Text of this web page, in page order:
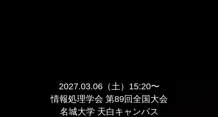
2027.03.06（土）15:20〜
情報処理学会 第89回全国大会
名城大学 天白キャンパス